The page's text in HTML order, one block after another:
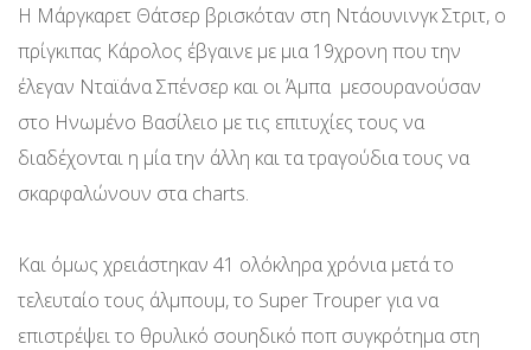
Η Μάργκαρετ Θάτσερ βρισκόταν στη Ντάουνινγκ Στριτ, ο
πρίγκιπας Κάρολος έβγαινε με μια 19χρονη που την
έλεγαν Νταϊάνα Σπένσερ και οι Άμπα μεσουρανούσαν
στο Ηνωμένο Βασίλειο με τις επιτυχίες τους να
διαδέχονται η μία την άλλη και τα τραγούδια τους να
σκαρφαλώνουν στα charts.
Και όμως χρειάστηκαν 41 ολόκληρα χρόνια μετά το
τελευταίο τους άλμπουμ, το Super Trouper για να
επιστρέψει το θρυλικό σουηδικό ποπ συγκρότημα στη